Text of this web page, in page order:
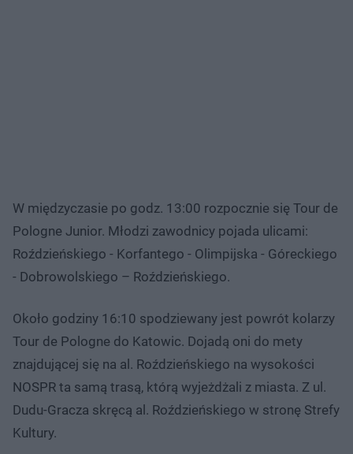
W międzyczasie po godz. 13:00 rozpocznie się Tour de
Pologne Junior. Młodzi zawodnicy pojada ulicami:
Roździeńskiego - Korfantego - Olimpijska - Góreckiego
- Dobrowolskiego – Roździeńskiego.
Około godziny 16:10 spodziewany jest powrót kolarzy
Tour de Pologne do Katowic. Dojadą oni do mety
znajdującej się na al. Roździeńskiego na wysokości
NOSPR ta samą trasą, którą wyjeżdżali z miasta. Z ul.
Dudu-Gracza skręcą al. Roździeńskiego w stronę Strefy
Kultury.